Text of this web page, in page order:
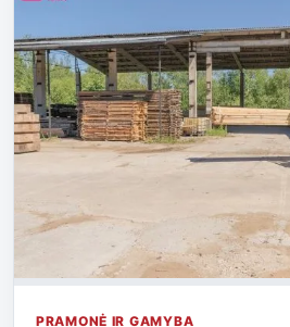
PRAMONĖ IR GAMYBA